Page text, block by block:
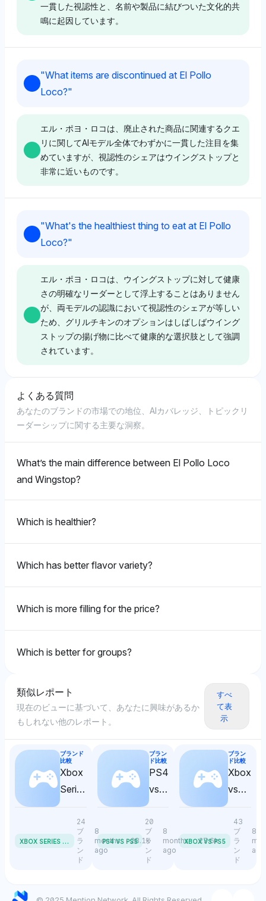
されていませんが、その視認性はブランドの競争力を示
唆しています。
ウイングストップはエル・ポヨ・ロコと4%の視認性シ
で、競争力のある視認性があるにもかかわらずウイング
ストップが雇用主として好まれる具体的な理由は欠けて
います。
Chatgpt
4%の視認性シェアを保持しており、ウイングストップ
へのより強い焦点を示しています。これは職場文化やブ
トーンはポジティブで、ウイングストップが望ましい職
場としての微妙な嗜好を反映しています。
Deepseek
ウイングストップはエル・ポヨ・ロコの2%に対して
があります。感情のトーンはポジティブで、ウイングス
トップを雇用主として好意的に位置づけています。
プを4%ずつ同等に表示しており、強い嗜好は示してい
ません。ニュートラルなトーンは、エル・ポヨ・ロコが
Deepseek
ディープシークはエル・ポヨ・ロコに4%の視認性シェ
った認識を強調しています。
Chatgpt
ChatGPTはエル・ポヨ・ロコに4%の視認性シェアを持
つ傾向があり、ウイングストップの2%と比較して、グ
リルチキンの評判を強調しています。トーンはニュート
ラルですが、エル・ポヨ・ロコのブランドアイデンティ
ティに対してポジティブに傾いています。
Gemini
ジェミニはエル・ポヨ・ロコとウイングストップに4%
の視認性を同等に割り当てており、明確な好みはなく、
ニュートラルなトーンはエル・ポヨ・ロコが家禽として
認識されているが、ウイングストップに対して独特では
一貫した視認性と、名前や製品に結びついた文化的共
鳴に起因しています。
ディープシークはウイングストップの2%に対してエ
強いことを示唆しています。ポジティブな感情のトーン
が反映されています。
な感情のトーンは両者がファストフードチキン市場で関
連性があると見なされていることを示唆していますが、
Gemini
ジェミニはエル・ポヨ・ロコとウイングストップを4%
の視認性シェアで等しく認識しており、ニュートラルな
トーンを維持し、エル・ポヨ・ロコのグリルチキンブラ
示しています。
Chatgpt
ChatGPTはエル・ポヨ・ロコに4%の視認性シェアを独
ポジティブな感情とエル・ポヨ・ロコのブランドアイデ
ンティティである炎で焼いたチキンとのより強い関連を
示唆しています。
Grok
ポヨ・ロコを特定の文化的および料理的アイデンティテ
"What items are discontinued at El Pollo
Loco?"
エル・ポヨ・ロコは、廃止された商品に関連するクエ
リに関してAIモデル全体でわずかに一貫した注目を集
めていますが、視認性のシェアはウイングストップと
非常に近いものです。
ChatGPTはエル・ポヨ・ロコとウイングストップで4%
るエル・ポヨ・ロコに関するユーザーのクエリについて
のバランスの取れた視点を示唆しています。
Perplexity
パープレキシティはウイングストップの2%に対してエ
います。トーンはニュートラルで、エル・ポヨ・ロコに
おける廃止された商品に対するユーザーの関心に焦点を
当てています。
関連するクエリに対する重要性が示唆されています。ニ
たデータ指向の焦点を示しています。
Grok
グロックはエル・ポヨ・ロコとウイングストップに4%
廃止された商品についてのクエリに対して公正な立場を
Deepseek
ディープシークはウイングストップの2%に対してエ
ユーザーのクエリの整合性を強調しています。ニュート
ラルなトーンは、廃止された商品に関する情報のアクセ
ス可能性に焦点を当てたものです。
"What's the healthiest thing to eat at El Pollo
Loco?"
エル・ポヨ・ロコは、ウイングストップに対して健康
さの明確なリーダーとして浮上することはありません
が、両モデルの認識において視認性のシェアが等しい
ため、グリルチキンのオプションはしばしばウイング
ストップの揚げ物に比べて健康的な選択肢として強調
されています。
Chatgpt
ChatGPTはエル・ポヨ・ロコとウイングストップの間
に明確な偏りを示しませんが、両者とも4%の視認性シ
ェアを有しており、ウイングストップの揚げウイングと
比較してエル・ポヨ・ロコのグリルチキンがより健康的
ニュートラルで、健康に関連する事実に基づいたメニュ
ー比較に焦点を当てています。
Grok
グロックはエル・ポヨ・ロコとウイングストップを4%
なサラダとボウルがより軽いトッピングを選択した場
ルトの揚げ物に対する栄養的な優位性を提供していると
Deepseek
ディープシークは、両ブランドに対する4%の視認性シ
ェアを持ち、ニュートラルなトーンを採用し、エル・ポ
ヨ・ロコのグリルプロテインと野菜サイドがウイングス
トップの重い揚げ物メニューと比較して健康的な代替品
であることを指摘しています。分析は、健康志向のダイ
ニングに関連するカロリーおよび栄養的な違いに焦点を
よくある質問
あなたのブランドの市場での地位、AIカバレッジ、トピックリ
ーダーシップに関する主要な洞察。
What’s the main difference between El Pollo Loco
and Wingstop?
Which is healthier?
Which has better flavor variety?
Which is more filling for the price?
Which is better for groups?
類似レポート
現在のビューに基づいて、あなたに興味があるか
もしれない他のレポート。
すべ
て表
示
ブランド
比較
Xbox
Series
X vs
Series
S X
BOX SERIES X VS SERIES S
24
ブ
ラ
ン
ド
8
months
ago
28.1k
ブラン
ド比較
PS4
vs
PS4 VS PS5
20
ブ
ラ
ン
ド
8
months
ago
27.6k
ブラン
ド比較
Xbox
vs
PS5
XBOX VS PS5
43
ブ
ラ
ン
ド
8
ago